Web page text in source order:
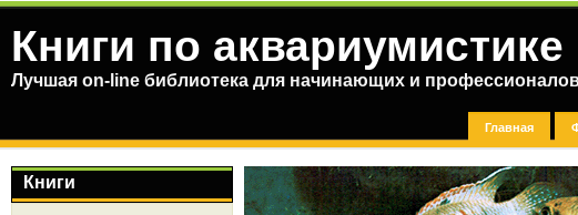
Книги по аквариумистике
Лучшая on-line библиотека для начинающих и
Главная
Книги